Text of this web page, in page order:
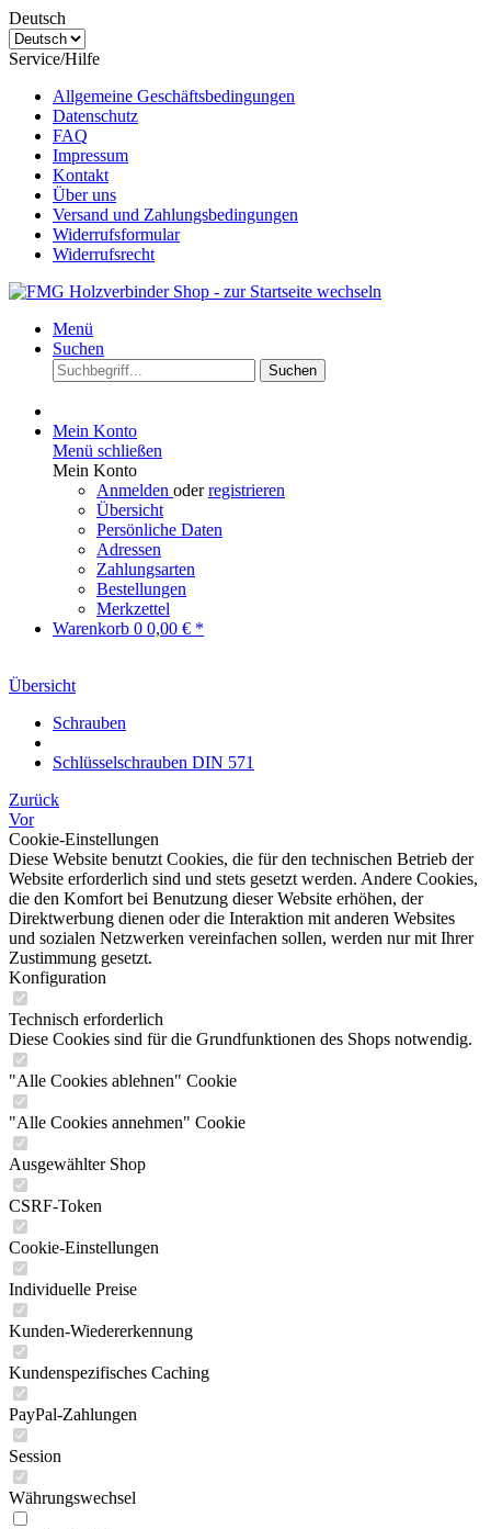
Deutsch
Service/Hilfe
Allgemeine Geschäftsbedingungen
Datenschutz
FAQ
Impressum
Kontakt
Über uns
Versand und Zahlungsbedingungen
Widerrufsformular
Widerrufsrecht
Menü
Suchen
Suchen
Mein Konto
Menü schließen
Mein Konto
Anmelden oderregistrieren
Übersicht
Persönliche Daten
Adressen
Zahlungsarten
Bestellungen
Merkzettel
Warenkorb 0 0,00 € *
Übersicht
Schrauben
Schlüsselschrauben DIN 571
Zurück
Vor
Cookie-Einstellungen
Diese Website benutzt Cookies, die für den technischen Betrieb der
Website erforderlich sind und stets gesetzt werden. Andere Cookies,
die den Komfort bei Benutzung dieser Website erhöhen, der
Direktwerbung dienen oder die Interaktion mit anderen Websites
und sozialen Netzwerken vereinfachen sollen, werden nur mit Ihrer
Zustimmung gesetzt.
Konfiguration
Technisch erforderlich
Diese Cookies sind für die Grundfunktionen des Shops notwendig.
"Alle Cookies ablehnen" Cookie
"Alle Cookies annehmen" Cookie
Ausgewählter Shop
CSRF-Token
Cookie-Einstellungen
Individuelle Preise
Kunden-Wiedererkennung
Kundenspezifisches Caching
PayPal-Zahlungen
Session
Währungswechsel